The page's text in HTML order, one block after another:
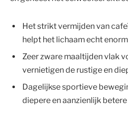
Het strikt vermijden van
helpt het lichaam echt
Zeer zware maaltijden vlak
vernietigen de rustige en
Dagelijkse sportieve
diepere en aanzienlijk